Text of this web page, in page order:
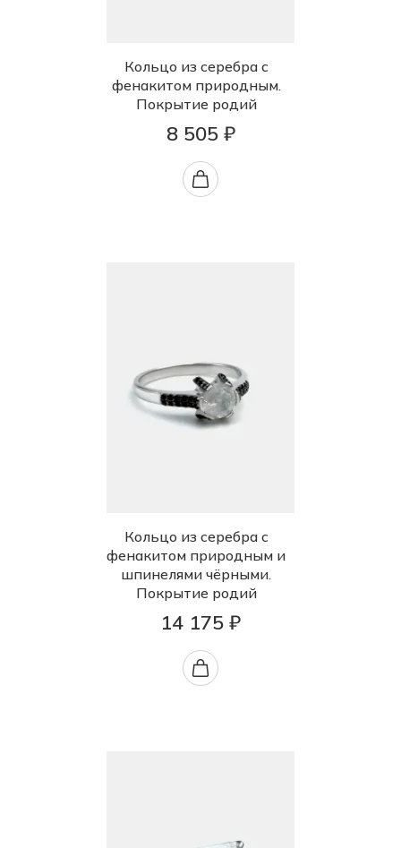
Кольцо из серебра с
фенакитом природным.
Покрытие родий
8 505 ₽
Кольцо из серебра с
фенакитом природным и
шпинелями чёрными.
Покрытие родий
14 175 ₽